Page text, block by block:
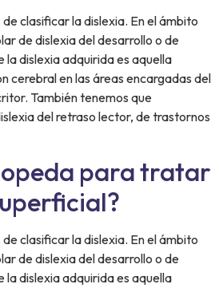
clasificar la dislexia. En el ámbito
de dislexia del desarrollo o de
la dislexia adquirida es aquella
cerebral en las áreas encargadas del
También tenemos que
del retraso lector, de trastornos
para tratar
clasificar la dislexia. En el ámbito
de dislexia del desarrollo o de
la dislexia adquirida es aquella